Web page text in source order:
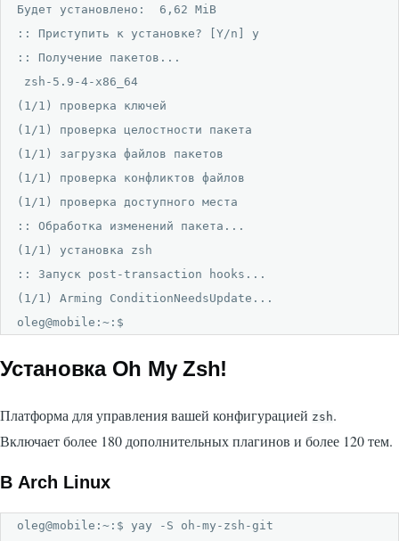
Будет установлено:  6,62 MiB
:: Приступить к установке? [Y/n] y
:: Получение пакетов...
zsh-5.9-4-x86_64                                       2,2 MiB
(1/1) проверка ключей
(1/1) проверка целостности пакета
(1/1) загрузка файлов пакетов
(1/1) проверка конфликтов файлов
(1/1) проверка доступного места
:: Обработка изменений пакета...
(1/1) установка zsh
:: Запуск post-transaction hooks...
(1/1) Arming ConditionNeedsUpdate...
oleg@mobile:~:$
Установка Oh My Zsh!
Платформа для управления вашей конфигурацией zsh.
Включает более 180 дополнительных плагинов и более 120 тем.
В Arch Linux
oleg@mobile:~:$ yay -S oh-my-zsh-git